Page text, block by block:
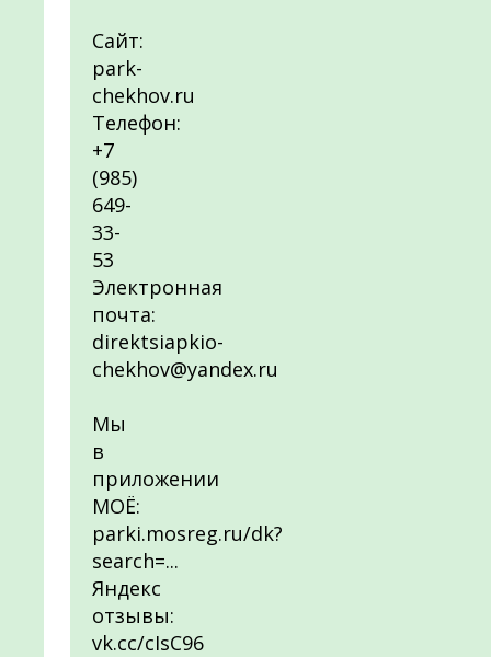
Сайт:
park-
chekhov.ru
Телефон:
+7
(985)
649-
33-
53
Электронная
почта:
direktsiapkio-
chekhov@yandex.ru
Мы
в
приложении
МОЁ:
parki.mosreg.ru/dk?
search=...
Яндекс
отзывы:
vk.cc/cIsC96